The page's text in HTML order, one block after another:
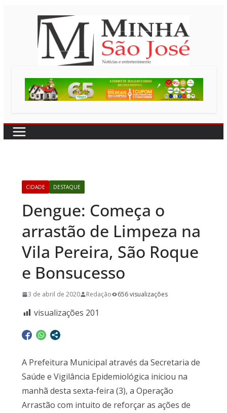
CIDADE DESTAQUE
Dengue: Começa o
arrastão de Limpeza na
Vila Pereira, São Roque
e Bonsucesso
3 de abril de 2020 Redação 656 visualizações
visualizações 201
A Prefeitura Municipal através da Secretaria de
Saúde e Vigilância Epidemiológica iniciou na
manhã desta sexta-feira (3), a Operação
Arrastão com intuito de reforçar as ações de